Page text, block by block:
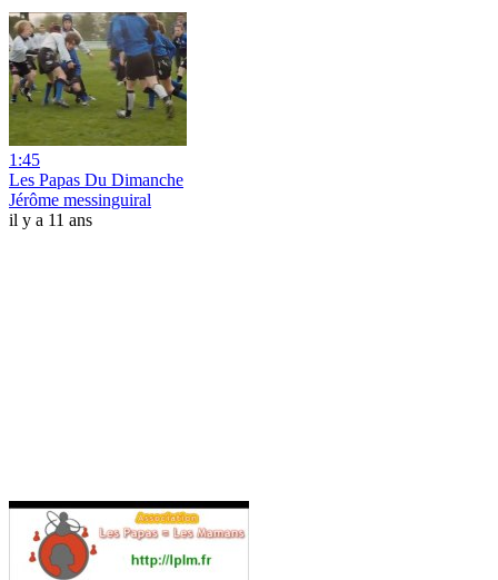
1:45
Les Papas Du Dimanche
Jérôme messinguiral
il y a 11 ans